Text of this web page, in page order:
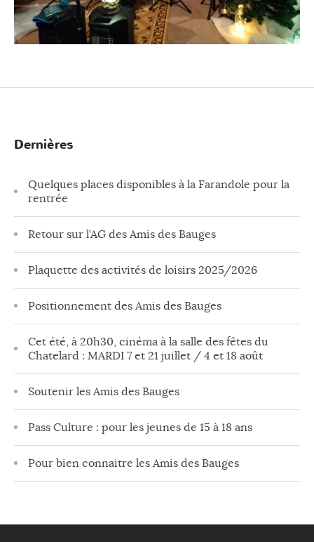
Dernières
Quelques places disponibles à la Farandole pour la
rentrée
Retour sur l’AG des Amis des Bauges
Plaquette des activités de loisirs 2025/2026
Positionnement des Amis des Bauges
Cet été, à 20h30, cinéma à la salle des fêtes du
Chatelard : MARDI 7 et 21 juillet / 4 et 18 août
Soutenir les Amis des Bauges
Pass Culture : pour les jeunes de 15 à 18 ans
Pour bien connaitre les Amis des Bauges